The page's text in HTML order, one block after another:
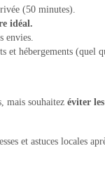
(50 minutes).
idéal.
envies.
et hébergements (quel
mais souhaitez éviter
et astuces locales